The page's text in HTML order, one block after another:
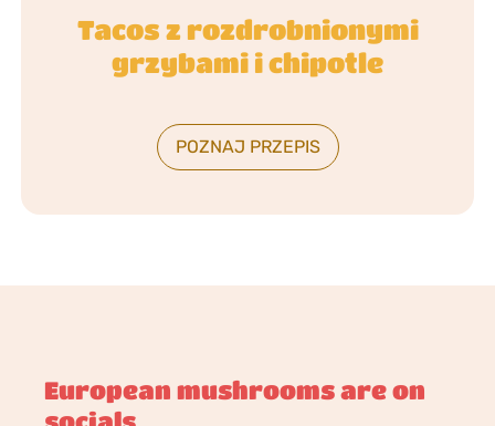
Tacos z rozdrobnionymi
grzybami i chipotle
POZNAJ PRZEPIS
European mushrooms are on
socials